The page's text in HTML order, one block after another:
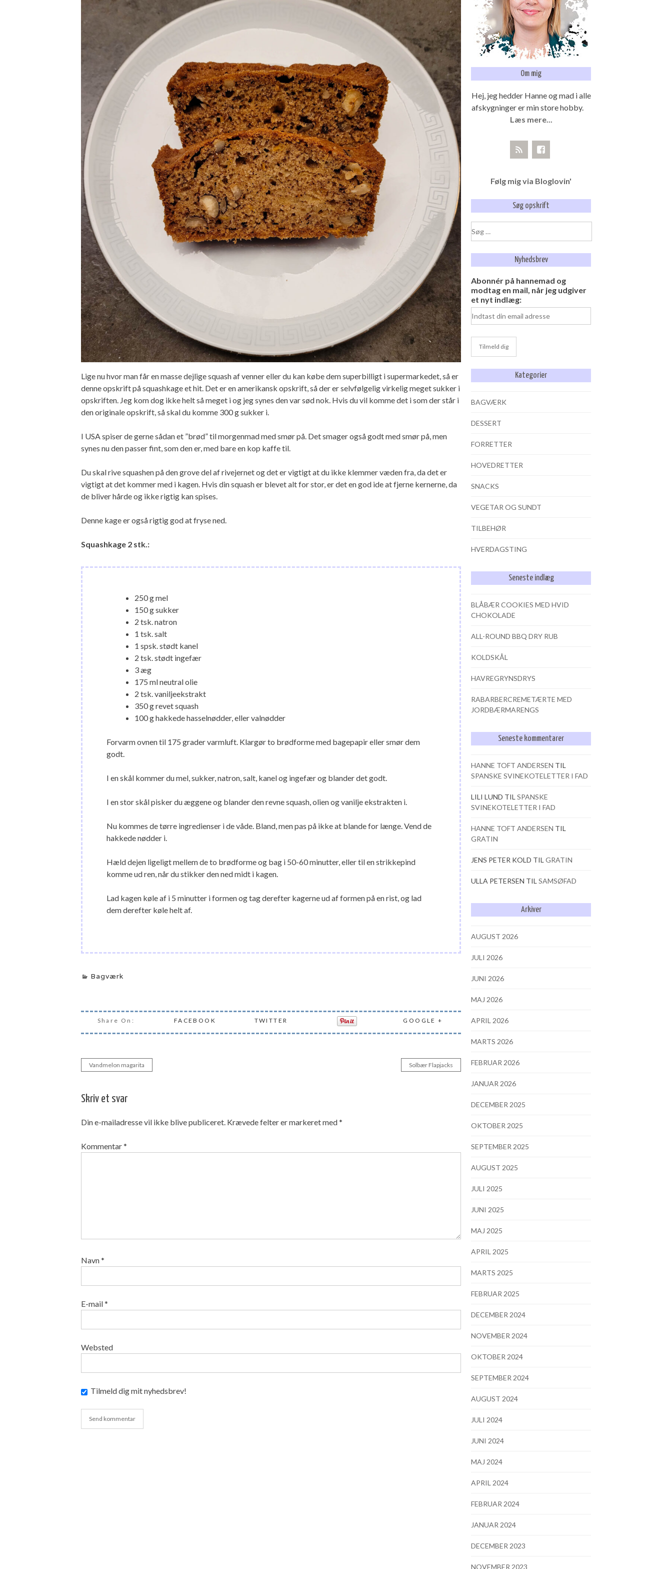
Lige nu hvor man får en masse dejlige squash af venner eller du kan købe dem superbilligt i supermarkedet, så er
denne opskrift på squashkage et hit. Det er en amerikansk opskrift, så der er selvfølgelig virkelig meget sukker i
opskriften. Jeg kom dog ikke helt så meget i og jeg synes den var sød nok. Hvis du vil komme det i som der står i
den originale opskrift, så skal du komme 300 g sukker i.
I USA spiser de gerne sådan et ”brød” til morgenmad med smør på. Det smager også godt med smør på, men
synes nu den passer fint, som den er, med bare en kop kaffe til.
Du skal rive squashen på den grove del af rivejernet og det er vigtigt at du ikke klemmer væden fra, da det er
vigtigt at det kommer med i kagen. Hvis din squash er blevet alt for stor, er det en god ide at fjerne kernerne, da
de bliver hårde og ikke rigtig kan spises.
Denne kage er også rigtig god at fryse ned.
Squashkage 2 stk.:
250 g mel
150 g sukker
2 tsk. natron
1 tsk. salt
1 spsk. stødt kanel
2 tsk. stødt ingefær
3 æg
175 ml neutral olie
2 tsk. vaniljeekstrakt
350 g revet squash
100 g hakkede hasselnødder, eller valnødder
Forvarm ovnen til 175 grader varmluft. Klargør to brødforme med bagepapir eller smør dem
godt.
I en skål kommer du mel, sukker, natron, salt, kanel og ingefær og blander det godt.
I en stor skål pisker du æggene og blander den revne squash, olien og vanilje ekstrakten i.
Nu kommes de tørre ingredienser i de våde. Bland, men pas på ikke at blande for længe. Vend de
hakkede nødder i.
Hæld dejen ligeligt mellem de to brødforme og bag i 50-60 minutter, eller til en strikkepind
komme ud ren, når du stikker den ned midt i kagen.
Lad kagen køle af i 5 minutter i formen og tag derefter kagerne ud af formen på en rist, og lad
dem derefter køle helt af.
Bagværk
Share On: FACEBOOK TWITTER GOOGLE +
Indlægsnavigation
Vandmelon magarita Solbær Flapjacks
Skriv et svar
Din e-mailadresse vil ikke blive publiceret. Krævede felter er markeret med*
Kommentar*
Navn*
E-mail*
Websted
Tilmeld dig mit nyhedsbrev!
Om mig
Hej, jeg hedder Hanne og mad i alle
afskygninger er min store hobby.
Læs mere...
Følg mig via Bloglovin'
Søg opskrift
Søg
efter:
Nyhedsbrev
Abonnér på hannemad og
modtag en mail, når jeg udgiver
et nyt indlæg:
Kategorier
BAGVÆRK
DESSERT
FORRETTER
HOVEDRETTER
SNACKS
VEGETAR OG SUNDT
TILBEHØR
HVERDAGSTING
Seneste indlæg
BLÅBÆR COOKIES MED HVID
CHOKOLADE
ALL-ROUND BBQ DRY RUB
KOLDSKÅL
HAVREGRYNSDRYS
RABARBERCREMETÆRTE MED
JORDBÆRMARENGS
Seneste kommentarer
HANNE TOFT ANDERSEN TIL
SPANSKE SVINEKOTELETTER I FAD
LILI LUND TIL SPANSKE
SVINEKOTELETTER I FAD
HANNE TOFT ANDERSEN TIL
GRATIN
JENS PETER KOLD TIL GRATIN
ULLA PETERSEN TIL SAMSØFAD
Arkiver
AUGUST 2026
JULI 2026
JUNI 2026
MAJ 2026
APRIL 2026
MARTS 2026
FEBRUAR 2026
JANUAR 2026
DECEMBER 2025
OKTOBER 2025
SEPTEMBER 2025
AUGUST 2025
JULI 2025
JUNI 2025
MAJ 2025
APRIL 2025
MARTS 2025
FEBRUAR 2025
DECEMBER 2024
NOVEMBER 2024
OKTOBER 2024
SEPTEMBER 2024
AUGUST 2024
JULI 2024
JUNI 2024
MAJ 2024
APRIL 2024
FEBRUAR 2024
JANUAR 2024
DECEMBER 2023
NOVEMBER 2023